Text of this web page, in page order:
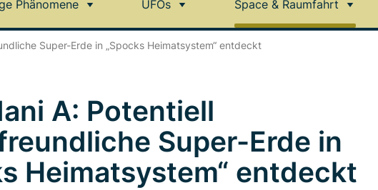
Phänomene UFOs Space & Raumfahrt
Super-Erde in „Spocks Heimatsystem“ entdeckt
A: Potentiell
Super-Erde in
Heimatsystem“ entdeckt